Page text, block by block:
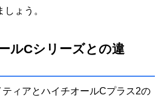
ょう。
ルCシリーズとの違
ィアとハイチオールCプラス2の